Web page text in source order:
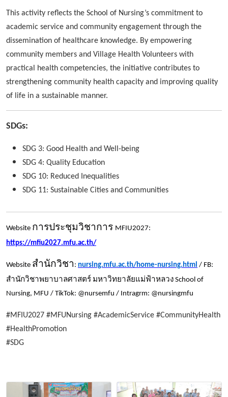
This activity reflects the School of Nursing’s commitment to
academic service and community engagement through the
dissemination of healthcare knowledge. By empowering
community members and Village Health Volunteers with
practical health competencies, the initiative contributes to
strengthening community health capacity and improving quality
of life in a sustainable manner.
SDGs:
SDG 3: Good Health and Well-being
SDG 4: Quality Education
SDG 10: Reduced Inequalities
SDG 11: Sustainable Cities and Communities
Website การประชุมวิชาการ MFIU2027:
https://mfiu2027.mfu.ac.th/
Website สำนักวิชา : nursing.mfu.ac.th/home-nursing.html / FB:
สำนักวิชาพยาบาลศาสตร์ มหาวิทยาลัยแม่ฟ้าหลวง School of
Nursing, MFU / TikTok: @nursemfu / Intragrm: @nursingmfu
#MFIU2027 #MFUNursing #AcademicService #CommunityHealth
#HealthPromotion
#SDG